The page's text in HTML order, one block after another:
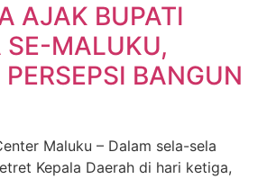
AJAK BUPATI
SE-MALUKU,
BANGUN
Maluku – Dalam sela-sela
Kepala Daerah di hari ketiga,